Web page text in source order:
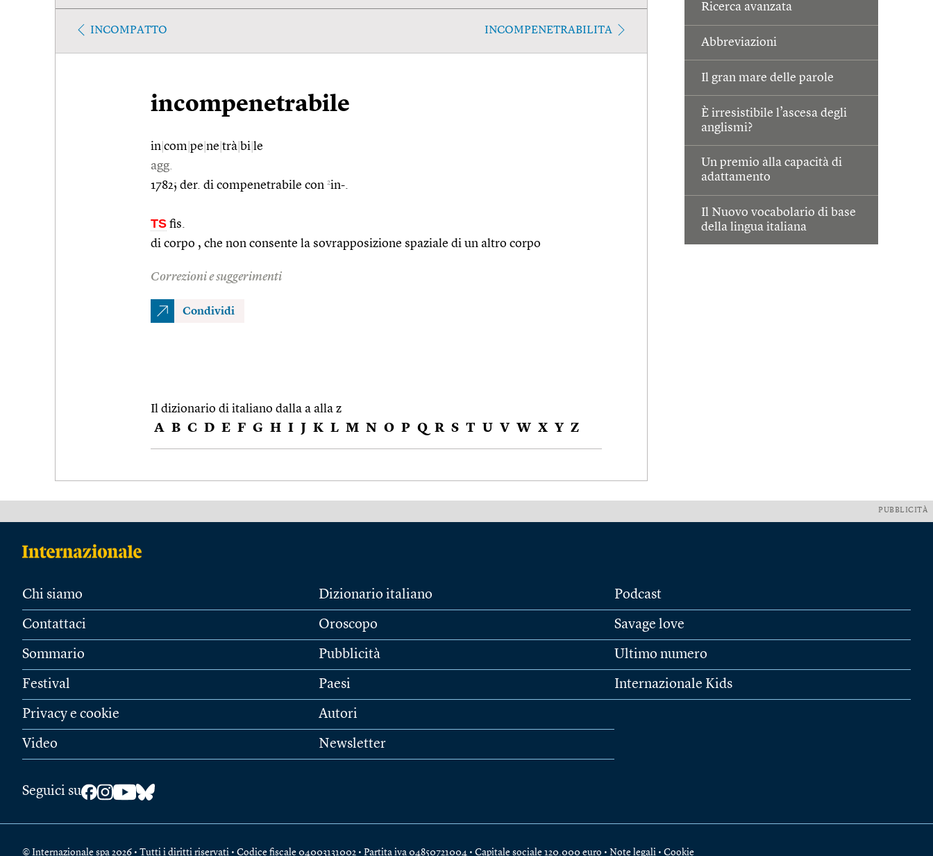
Ricerca avanzata
Abbreviazioni
Il gran mare delle parole
È irresistibile l’ascesa degli
anglismi?
Un premio alla capacità di
adattamento
Il Nuovo vocabolario di base
della lingua italiana
INCOMPATTO INCOMPENETRABILITA
incompenetrabile
in com pe ne trà bi le
agg.
1782; der. di compenetrabile con 2in-.
TS fis.
di corpo , che non consente la sovrapposizione spaziale di un altro corpo
Correzioni e suggerimenti
Condividi
Il dizionario di italiano dalla a alla z
A B C D E F G H I J K L M N O P Q R S T U V W X Y Z
PUBBLICITÀ
Chi siamo
Contattaci
Sommario
Festival
Privacy e cookie
Video
Dizionario italiano
Oroscopo
Pubblicità
Paesi
Autori
Newsletter
Podcast
Savage love
Ultimo numero
Internazionale Kids
Seguici su
© Internazionale spa 2026 • Tutti i diritti riservati • Codice fiscale 04003131002 • Partita iva 04850721004 • Capitale sociale 120.000 euro • Note legali • Cookie